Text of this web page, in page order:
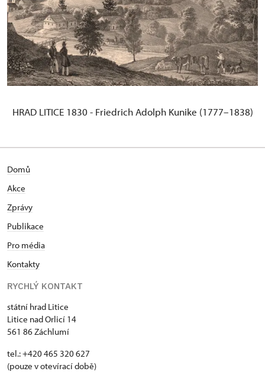
HRAD LITICE 1830 - Friedrich Adolph Kunike (1777–1838)
Domů
Akce
Zprávy
Publikace
Pro média
Kontakty
RYCHLÝ KONTAKT
státní hrad Litice
Litice nad Orlicí 14
561 86 Záchlumí
tel.: +420 465 320 627
(pouze v otevírací době)